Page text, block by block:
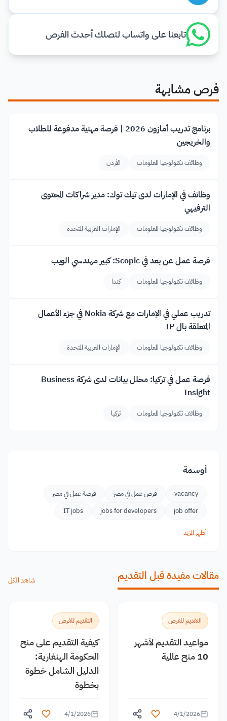
تابعنا على واتساب لتصلك أحدث الفرص
فرص مشابهة
برنامج تدريب أمازون 2026 | فرصة مهنية مدفوعة للطلاب
والخريجين
وظائف تكنولوجيا المعلومات الأردن
وظائف في الإمارات لدى تيك توك: مدير شراكات المحتوى
الترفيهي
وظائف تكنولوجيا المعلومات الإمارات العربية المتحدة
فرصة عمل عن بعد في Scopic: كبير مهندسي الويب
وظائف تكنولوجيا المعلومات كندا
تدريب عملي في الإمارات مع شركة Nokia في جزء الأعمال
المتعلقة بال IP
وظائف تكنولوجيا المعلومات الإمارات العربية المتحدة
فرصة عمل في تركيا: محلل بيانات لدى شركة Business
Insight
وظائف تكنولوجيا المعلومات تركيا
أوسمة
vacancy فرص عمل في مصر
فرصة عمل في مصر
job offer
jobs for developers
IT jobs
أظهر المزيد
مقالات مفيدة قبل التقديم شاهد الكل
التقديم للفرص
مواعيد التقديم لأشهر
10 منح عالمية
4/1/2026
التقديم للفرص
كيفية التقديم على منح
الحكومة الهنغارية:
الدليل الشامل خطوة
بخطوة
4/1/2026